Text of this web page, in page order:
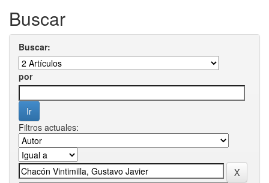
Buscar
Buscar:
por
Filtros actuales: